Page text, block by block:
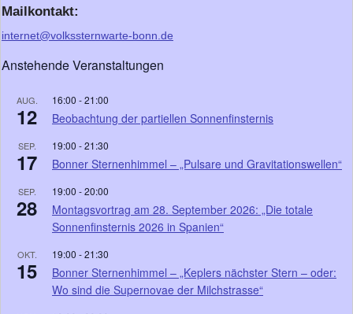
Mailkontakt:
internet@volkssternwarte-bonn.de
Anstehende Veranstaltungen
AUG.
12
16:00 -21:00
Beobachtung der partiellen Sonnenfinsternis
SEP.
17
19:00 -21:30
Bonner Sternenhimmel – „Pulsare und Gravitationswellen“
SEP.
28
19:00 -20:00
Montagsvortrag am 28. September 2026: „Die totale
Sonnenfinsternis 2026 in Spanien“
OKT.
15
19:00 -21:30
Bonner Sternenhimmel – „Keplers nächster Stern – oder:
Wo sind die Supernovae der Milchstrasse“